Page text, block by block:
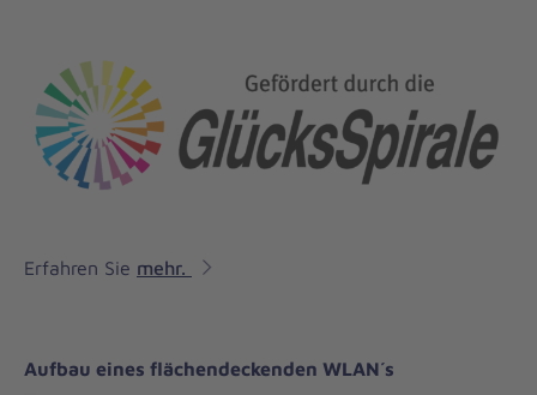
Erfahren Sie mehr.
Aufbau eines flächendeckenden WLAN´s